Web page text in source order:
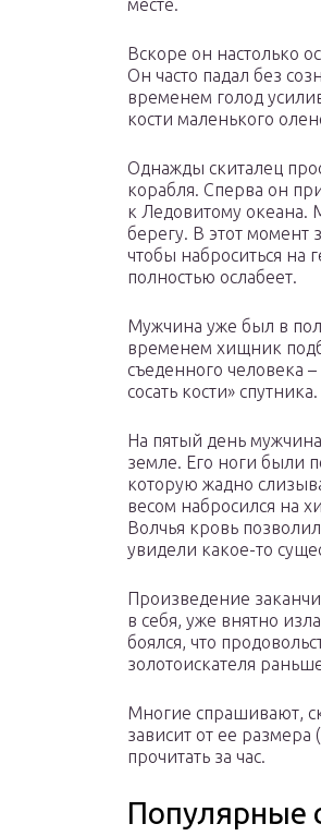
месте.
Вскоре он настолько
Он часто падал без
временем голод
кости маленького
Однажды скиталец
корабля. Сперва он
к Ледовитому океана.
берегу. В этот
чтобы наброситься на
полностью ослабеет.
Мужчина уже был в
временем хищник
съеденного человека
сосать кости» спутника.
На пятый день
земле. Его ноги были
которую жадно
весом набросился на
Волчья кровь
увидели какое-то
Произведение
в себя, уже внятно
боялся, что
золотоискателя
Многие спрашивают,
зависит от ее
прочитать за час.
Популярные